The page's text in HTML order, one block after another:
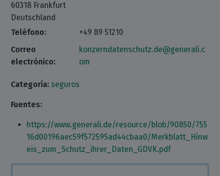
60318 Frankfurt
Deutschland
Teléfono:
+49 89 51210
Correo
electrónico:
konzerndatenschutz.de@generali.c
om
Categoría: seguros
Fuentes:
https://www.generali.de/resource/blob/90850/755
16d00196aec59f572595ad44cbaa0/Merkblatt_Hinw
eis_zum_Schutz_ihrer_Daten_GDVK.pdf